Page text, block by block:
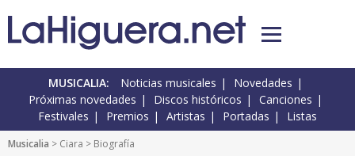
MUSICALIA: Noticias musicales
Novedades
Próximas novedades
Discos históricos
Canciones
Festivales
Premios Artistas Portadas Listas
Musicalia > Ciara > Biografía